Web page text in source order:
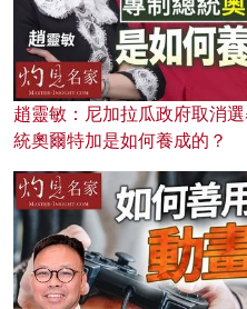
趙靈敏：尼加拉瓜政府取消
統奧爾特加是如何養成的？